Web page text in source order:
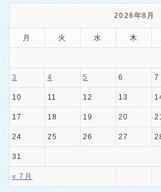
2026年8月
月 火 水 木
« 7月
3 4 5 6 7
10 11 12 13
17 18 19 20 21
24 25 26 27
31